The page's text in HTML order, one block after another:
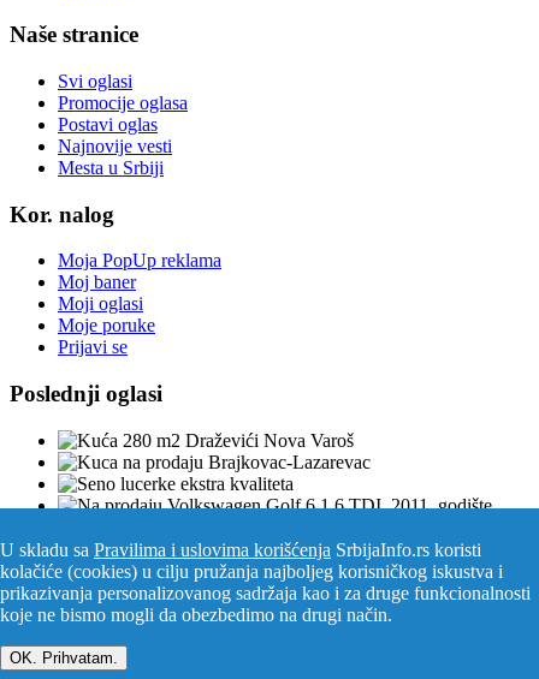
Naše stranice
Svi oglasi
Promocije oglasa
Postavi oglas
Najnovije vesti
Mesta u Srbiji
Kor. nalog
Moja PopUp reklama
Moj baner
Moji oglasi
Moje poruke
Prijavi se
Poslednji oglasi
Srbija Info©2026. Sva prava zadržana. Pogledajte i
pozarevacinfo.rs
Izrada i održavanje sajtova
U skladu sa Pravilima i uslovima korišćenja SrbijaInfo.rs koristi
kolačiće (cookies) u cilju pružanja najboljeg korisničkog iskustva i
prikazivanja personalizovanog sadržaja kao i za druge funkcionalnosti
koje ne bismo mogli da obezbedimo na drugi način.